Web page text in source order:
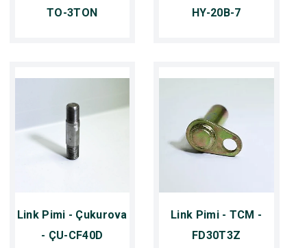
TO-3TON
HY-20B-7
Link Pimi - Çukurova
- ÇU-CF40D
Link Pimi - TCM -
FD30T3Z